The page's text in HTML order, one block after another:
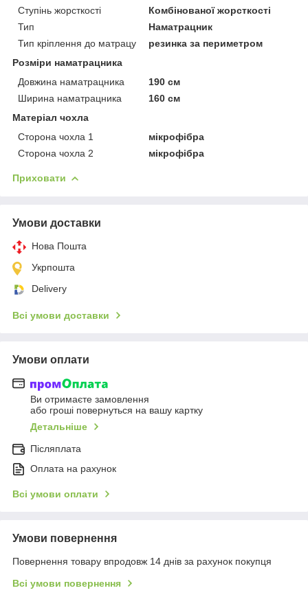
Ступінь жорсткості
Комбінованої жорсткості
Тип
Наматрацник
Тип кріплення до матрацу
резинка за периметром
Розміри наматрацника
Довжина наматрацника
190 см
Ширина наматрацника
160 см
Матеріал чохла
Сторона чохла 1
мікрофібра
Сторона чохла 2
мікрофібра
Приховати
Умови доставки
Нова Пошта
Укрпошта
Delivery
Всі умови доставки
Умови оплати
Ви отримаєте замовлення
або гроші повернуться на вашу картку
Детальніше
Післяплата
Оплата на рахунок
Всі умови оплати
Умови повернення
Повернення товару впродовж 14 днів за рахунок покупця
Всі умови повернення